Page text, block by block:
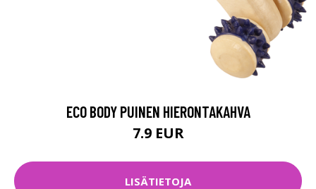
ECO BODY PUINEN HIERONTAKAHVA
7.9 EUR
LISÄTIETOJA